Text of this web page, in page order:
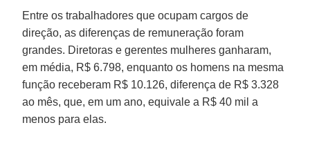
Entre os trabalhadores que ocupam cargos de
direção, as diferenças de remuneração foram
grandes. Diretoras e gerentes mulheres ganharam,
em média, R$ 6.798, enquanto os homens na mesma
função receberam R$ 10.126, diferença de R$ 3.328
ao mês, que, em um ano, equivale a R$ 40 mil a
menos para elas.